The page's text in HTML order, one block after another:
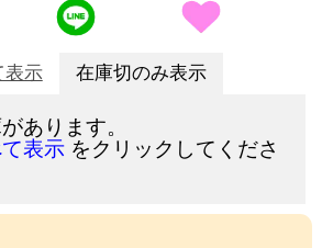
表示 在庫切のみ表示
あります。
表示 をクリックしてくださ